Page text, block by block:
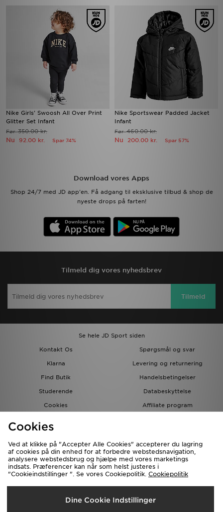
Nike Girls' Swoosh All Over Print
Glitter Set Infant
Før350.00 kr.
Nu 92.00 kr. Spar 74%
Nike Sportswear Padded Jacket
Infant
Før460.00 kr.
Nu 200.00 kr. Spar 57%
Download vores Apps
Shop 24/7 med JD app'en. Få adgang til eksklusive tilbud & shop de
nyeste drops på farten!
Tilmeld dig vores nyhedsbrev
Tilmeld
Se hele JD Sport siden
Kontakt Os
Spørgsmål og svar
Klarna
Levering og returnering
Find Butik
Handelsbetingelser
Studerende
Databeskyttelse
Cookies
Affiliate program
Forsendelse Til
Danmark
Cookies
Ved at klikke på "Accepter Alle Cookies" accepterer du lagring
af cookies på din enhed for at forbedre webstedsnavigation,
analysere webstedsbrug og hjælpe med vores marketings
indsats. Præferencer kan når som helst justeres i
"Cookieindstillinger ". Se vores Cookiepolitik. Cookiepolitik
Dine Cookie Indstillinger